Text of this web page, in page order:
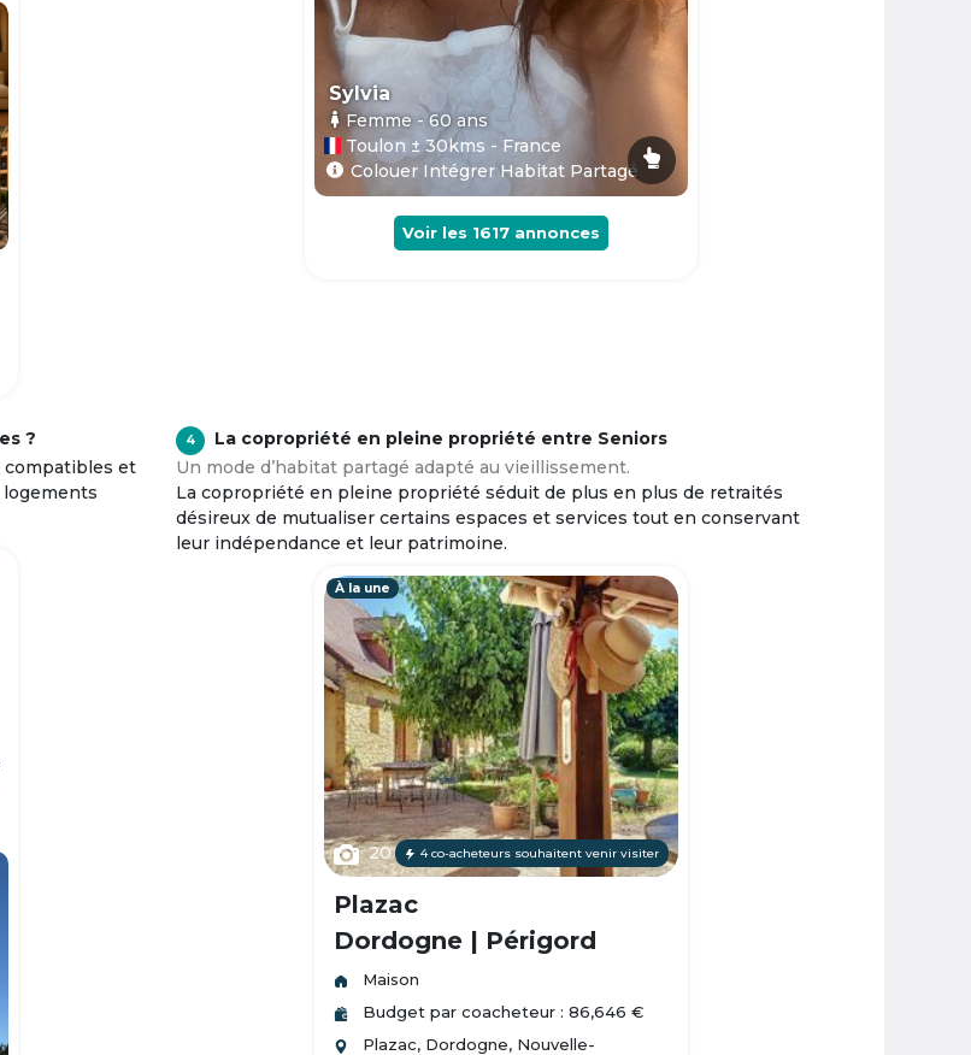
Sylvia
Femme - 60ans
Toulon ± 30kms - France
Colouer Intégrer Habitat Partagé
Voir les 1617 annonces
?
compatibles et
4
La copropriété en pleine propriété entre Seniors
Un mode d’habitat partagé adapté au vieillissement.
La copropriété en pleine propriété séduit de plus en plus de retraités
désireux de mutualiser certains espaces et services tout en conservant
leur indépendance et leur patrimoine.
À la une
20 4 co-acheteurs souhaitent venir visiter
Plazac
Dordogne | Périgord
Maison
Budget par coacheteur : 86,646 €
Plazac, Dordogne, Nouvelle-